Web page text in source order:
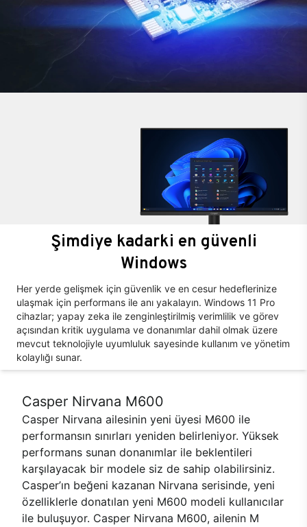
Şimdiye kadarki en güvenli
Windows
Her yerde gelişmek için güvenlik ve en cesur hedeflerinize
ulaşmak için performans ile anı yakalayın. Windows 11 Pro
cihazlar; yapay zeka ile zenginleştirilmiş verimlilik ve görev
açısından kritik uygulama ve donanımlar dahil olmak üzere
mevcut teknolojiyle uyumluluk sayesinde kullanım ve yönetim
kolaylığı sunar.
Casper Nirvana M600
Casper Nirvana ailesinin yeni üyesi M600 ile
performansın sınırları yeniden belirleniyor. Yüksek
performans sunan donanımlar ile beklentileri
karşılayacak bir modele siz de sahip olabilirsiniz.
Casper’ın beğeni kazanan Nirvana serisinde, yeni
özelliklerle donatılan yeni M600 modeli kullanıcılar
ile buluşuyor. Casper Nirvana M600, ailenin M